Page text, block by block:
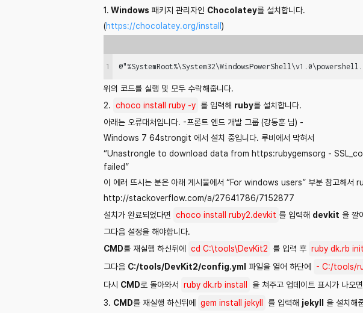
1. Windows 패키지 관리자인 Chocolatey를 설치합니다.
(https://chocolatey.org/install )
1
위의 코드를 실행 및 모두 수락해줍니다.
2. choco install ruby -y 를 입력해 ruby를 설치합니다.
아래는 오류대처입니다. -프론트 엔드 개발 그룹 (강동훈 님) -
Windows 7 64strongit 에서 설치 중입니다. 루비에서 막혀서
“Unastrongle to download data from https:rubygemsorg -
failed”
이 에러 뜨시는 분은 아래 게시물에서 “For windows users” 부분 참고해서
http://stackoverflow.com/a/27641786/7152877
설치가 완료되었다면
choco install ruby2.devkit 를 입력해 devkit 을 깔
그다음 설정을 해야합니다.
CMD를 재실행 하신뒤에 cd C:\tools\DevKit2 를 입력 후 ruby dk.rb init
그다음 C:/tools/DevKit2/config.yml 파일을 열어 하단에 - C:/tools/
다시 CMD로 돌아와서 ruby dk.rb install
을 쳐주고 업데이트 표시가 나오
3. CMD를 재실행 하신뒤에 gem install jekyll 를 입력해 jekyll
을 설치해